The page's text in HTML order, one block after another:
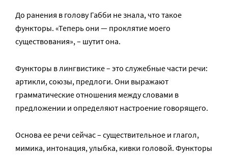
До ранения в голову Габби не знала, что такое
функторы. «Теперь они — проклятие моего
существования», – шутит она.
Функторы в лингвистике – это служебные части речи:
артикли, союзы, предлоги. Они выражают
грамматические отношения между словами в
предложении и определяют настроение говорящего.
Основа ее речи сейчас – существительное и глагол,
мимика, интонация, улыбка, кивки головой. Функторы